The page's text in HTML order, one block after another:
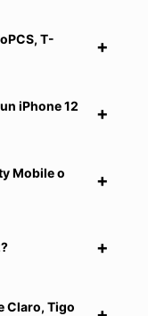
T-
iPhone 12
Mobile o
Claro, Tigo